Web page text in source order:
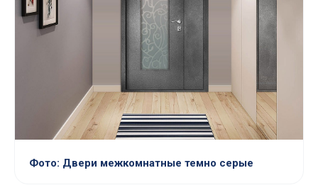
Фото: Двери межкомнатные темно серые